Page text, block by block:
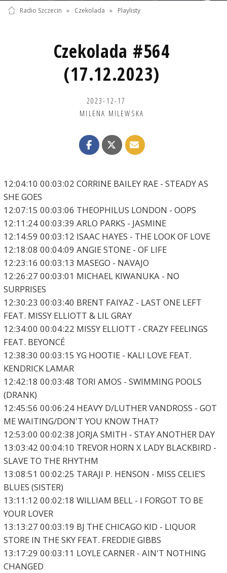
Radio Szczecin » Czekolada » Playlisty
Czekolada #564
(17.12.2023)
2023-12-17
MILENA MILEWSKA
12:04:10 00:03:02 CORRINE BAILEY RAE - STEADY AS
SHE GOES
12:07:15 00:03:06 THEOPHILUS LONDON - OOPS
12:11:24 00:03:39 ARLO PARKS - JASMINE
12:14:59 00:03:12 ISAAC HAYES - THE LOOK OF LOVE
12:18:08 00:04:09 ANGIE STONE - OF LIFE
12:23:16 00:03:13 MASEGO - NAVAJO
12:26:27 00:03:01 MICHAEL KIWANUKA - NO
SURPRISES
12:30:23 00:03:40 BRENT FAIYAZ - LAST ONE LEFT
FEAT. MISSY ELLIOTT & LIL GRAY
12:34:00 00:04:22 MISSY ELLIOTT - CRAZY FEELINGS
FEAT. BEYONCÉ
12:38:30 00:03:15 YG HOOTIE - KALI LOVE FEAT.
KENDRICK LAMAR
12:42:18 00:03:48 TORI AMOS - SWIMMING POOLS
(DRANK)
12:45:56 00:06:24 HEAVY D/LUTHER VANDROSS - GOT
ME WAITING/DON'T YOU KNOW THAT?
12:53:00 00:02:38 JORJA SMITH - STAY ANOTHER DAY
13:03:42 00:04:10 TREVOR HORN X LADY BLACKBIRD -
SLAVE TO THE RHYTHM
13:08:51 00:02:25 TARAJI P. HENSON - MISS CELIE’S
BLUES (SISTER)
13:11:12 00:02:18 WILLIAM BELL - I FORGOT TO BE
YOUR LOVER
13:13:27 00:03:19 BJ THE CHICAGO KID - LIQUOR
STORE IN THE SKY FEAT. FREDDIE GIBBS
13:17:29 00:03:11 LOYLE CARNER - AIN'T NOTHING
CHANGED